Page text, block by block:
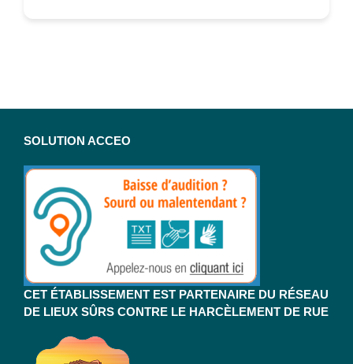
SOLUTION ACCEO
CET ÉTABLISSEMENT EST PARTENAIRE DU RÉSEAU
DE LIEUX SÛRS CONTRE LE HARCÈLEMENT DE RUE